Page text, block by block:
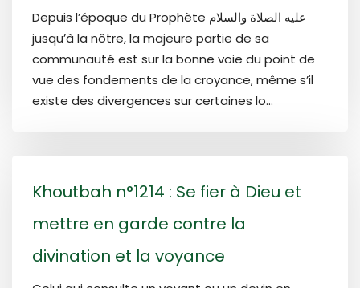
Depuis l’époque du Prophète عليه الصلاة والسلام
jusqu’à la nôtre, la majeure partie de sa
communauté est sur la bonne voie du point de
vue des fondements de la croyance, même s’il
existe des divergences sur certaines lo...
Khoutbah n°1214 : Se fier à Dieu et
mettre en garde contre la
divination et la voyance